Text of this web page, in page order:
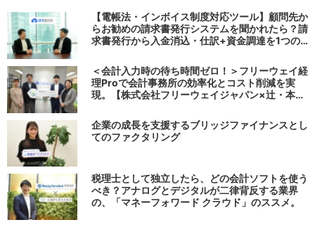
【電帳法・インボイス制度対応ツール】顧問先か
らお勧めの請求書発行システムを聞かれたら？請
求書発行から入金消込・仕訳+資金調達を1つの
＜会計入力時の待ち時間ゼロ！＞フリーウェイ経
理Proで会計事務所の効率化とコスト削減を実
現。【株式会社フリーウェイジャパン×辻・本郷
企業の成長を支援するブリッジファイナンスとし
てのファクタリング
税理士として独立したら、どの会計ソフトを使う
べき？アナログとデジタルが二律背反する業界
の、「マネーフォワード クラウド」のススメ。